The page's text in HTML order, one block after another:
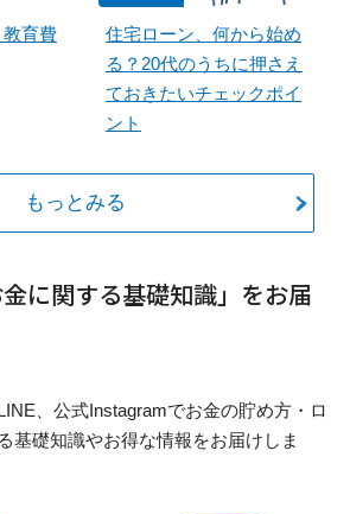
育費
住宅ローン、何から始め
る？20代のうちに押さえ
ておきたいチェックポイ
ント
もっとみる
に関する基礎知識」をお届
、公式Instagramでお金の貯め方・ロ
基礎知識やお得な情報をお届けしま